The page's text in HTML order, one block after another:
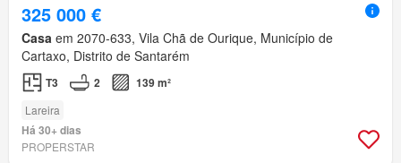
325 000 €
Casa em 2070-633, Vila Chã de Ourique, Município de
Cartaxo, Distrito de Santarém
T3 2 139 m²
Lareira
Há 30+ dias
PROPERSTAR